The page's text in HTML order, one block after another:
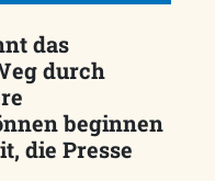
das
durch
beginnen
die Presse